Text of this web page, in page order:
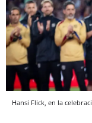
Hansi Flick, en la